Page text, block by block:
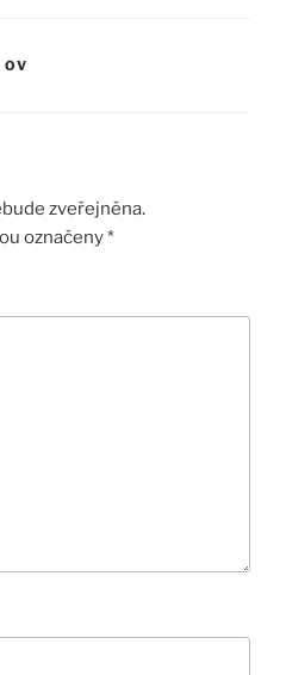
zveřejněna.
označeny*